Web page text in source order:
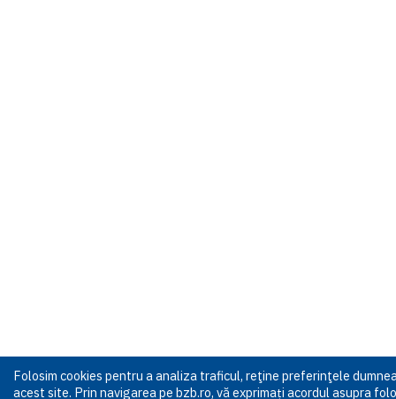
Folosim cookies pentru a analiza traficul, reţine preferinţele
acest site. Prin navigarea pe bzb.ro, vă exprimați acordul asupra